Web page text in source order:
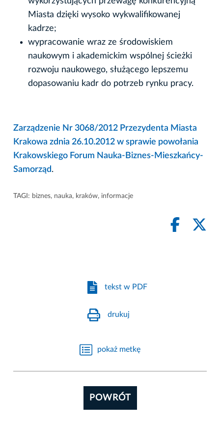
Miasta dzięki wysoko wykwalifikowanej
kadrze;
wypracowanie wraz ze środowiskiem
naukowym i akademickim wspólnej ścieżki
rozwoju naukowego, służącego lepszemu
dopasowaniu kadr do potrzeb rynku pracy.
Zarządzenie Nr 3068/2012 Przezydenta Miasta
Krakowa zdnia 26.10.2012 w sprawie powołania
Krakowskiego Forum Nauka-Biznes-Mieszkańcy-
Samorząd .
TAGI: biznes, nauka, kraków, informacje
tekst w PDF
drukuj
pokaż metkę
POWRÓT